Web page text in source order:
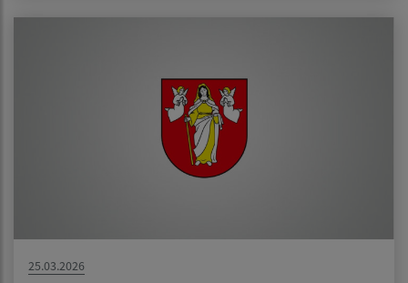
25.03.2026